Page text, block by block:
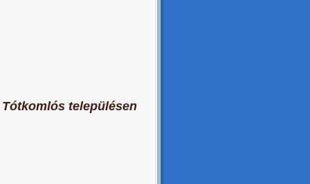
településen